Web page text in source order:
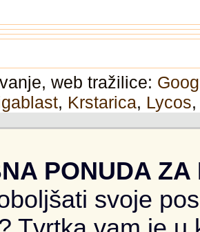
web tražilice:
, Krstarica, Lycos
PONUDA ZA
svoje